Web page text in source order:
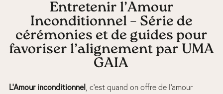
Entretenir l’Amour
Inconditionnel – Série de
cérémonies et de guides pour
favoriser l’alignement par UMA
GAIA
L’Amour inconditionnel, c’est quand on offre de l’amour